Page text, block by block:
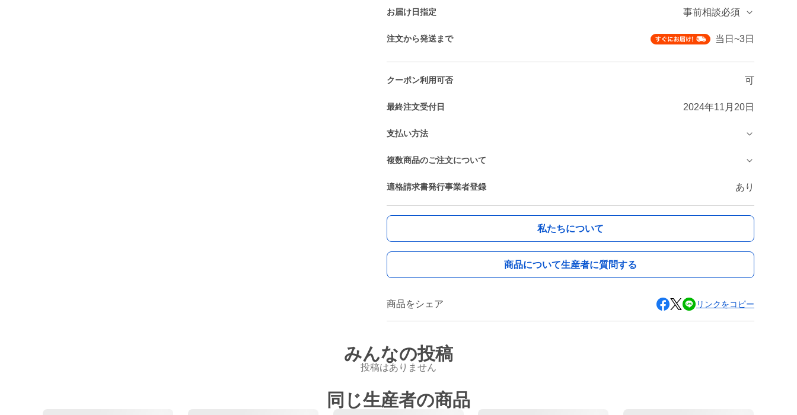
お届け日指定 事前相談必須
注文から発送まで 当日~3日
クーポン利用可否 可
最終注文受付日 2024年11月20日
支払い方法
複数商品のご注文について
適格請求書発行事業者登録 あり
私たちについて
商品について生産者に質問する
商品をシェア リンクをコピー
みんなの投稿
投稿はありません
同じ生産者の商品